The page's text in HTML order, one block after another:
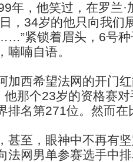
年，他笑过，在罗兰
，34岁的他只向我们
紧锁着眉头，6号
喃喃自语。
西希望法网的开门红
他那个23岁的资格赛
排名第271位。然而
甚至，眼神中不再有
法网男单参赛选手中